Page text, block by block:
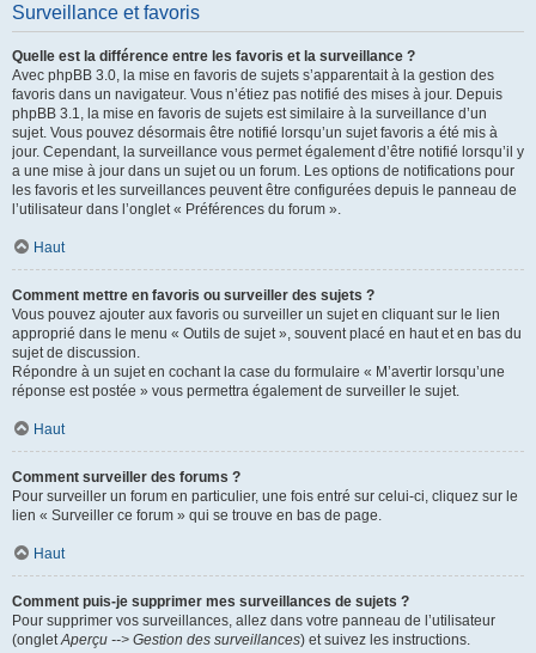
Surveillance et favoris
Quelle est la différence entre les favoris et la surveillance ?
Avec phpBB 3.0, la mise en favoris de sujets s’apparentait à la gestion des
favoris dans un navigateur. Vous n’étiez pas notifié des mises à jour. Depuis
phpBB 3.1, la mise en favoris de sujets est similaire à la surveillance d’un
sujet. Vous pouvez désormais être notifié lorsqu’un sujet favoris a été mis à
jour. Cependant, la surveillance vous permet également d’être notifié lorsqu’il y
a une mise à jour dans un sujet ou un forum. Les options de notifications pour
les favoris et les surveillances peuvent être configurées depuis le panneau de
l’utilisateur dans l’onglet « Préférences du forum ».
Haut
Comment mettre en favoris ou surveiller des sujets ?
Vous pouvez ajouter aux favoris ou surveiller un sujet en cliquant sur le lien
approprié dans le menu « Outils de sujet », souvent placé en haut et en bas du
sujet de discussion.
Répondre à un sujet en cochant la case du formulaire « M’avertir lorsqu’une
réponse est postée » vous permettra également de surveiller le sujet.
Haut
Comment surveiller des forums ?
Pour surveiller un forum en particulier, une fois entré sur celui-ci, cliquez sur le
lien « Surveiller ce forum » qui se trouve en bas de page.
Haut
Comment puis-je supprimer mes surveillances de sujets ?
Pour supprimer vos surveillances, allez dans votre panneau de l’utilisateur
(ongletAperçu --> Gestion des surveillances) et suivez les instructions.